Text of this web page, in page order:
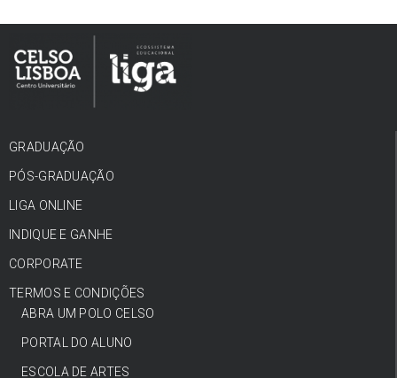
GRADUAÇÃO
PÓS-GRADUAÇÃO
LIGA ONLINE
INDIQUE E GANHE
CORPORATE
TERMOS E CONDIÇÕES
ABRA UM POLO CELSO
PORTAL DO ALUNO
ESCOLA DE ARTES